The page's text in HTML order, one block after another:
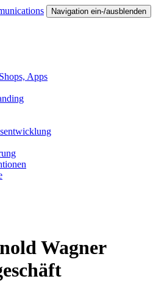
Navigation ein-/ausblenden
Apps
Wagner